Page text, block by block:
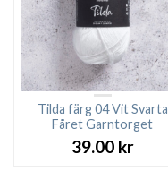
Tilda färg 04 Vit Svarta
Fåret Garntorget
39.00 kr